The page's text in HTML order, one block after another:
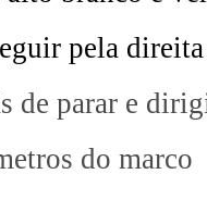
pela direita
de parar e
do marco